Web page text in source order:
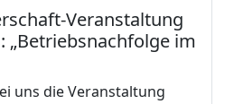
Veranstaltung
„Betriebsnachfolge im
uns die Veranstaltung